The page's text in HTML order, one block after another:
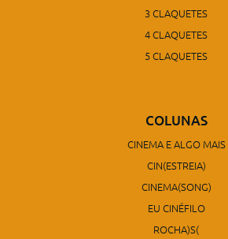
3 CLAQUETES
4 CLAQUETES
5 CLAQUETES
COLUNAS
CINEMA E ALGO MAIS
CIN(ESTREIA)
CINEMA(SONG)
EU CINÉFILO
ROCHA)S(